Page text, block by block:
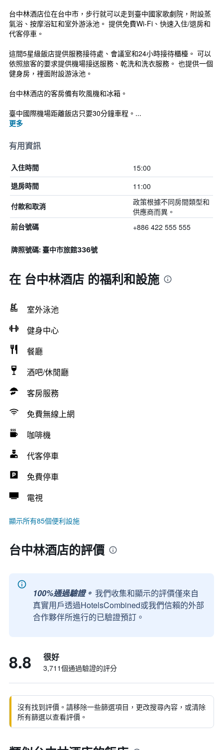
台中林酒店位在台中市，步行就可以走到臺中國家歌劇院，附設蒸
氣浴、按摩浴缸和室外游泳池。 提供免費Wi-Fi、快速入住/退房和
代客停車。
這間5星級飯店提供服務接待處、會議室和24小時接待櫃檯。 可以
依照旅客的要求提供機場接送服務、乾洗和洗衣服務。 也提供一個
健身房，裡面附設游泳池。
台中林酒店的客房備有吹風機和冰箱。
臺中國際機場距離飯店只要30分鐘車程。...
更多
有用資訊
入住時間 15:00
退房時間 11:00
付款和取消
政策根據不同房間類型和
供應商而異。
前台號碼 +886 422 555 555
牌照號碼: 臺中市旅館336號
在 台中林酒店 的福利和設施
室外泳池
健身中心
餐廳
酒吧/休閒廳
客房服務
免費無線上網
咖啡機
代客停車
免費停車
電視
顯示所有85個便利設施
台中林酒店的評價
100%通過驗證。 我們收集和顯示的評價僅來自
真實用戶透過HotelsCombined或我們信賴的外部
合作夥伴所進行的已驗證預訂。
8.8 很好
3,711個通過驗證的評分
沒有找到評價。請移除一些篩選項目，更改搜尋內容，或清除
所有篩選以查看評價。